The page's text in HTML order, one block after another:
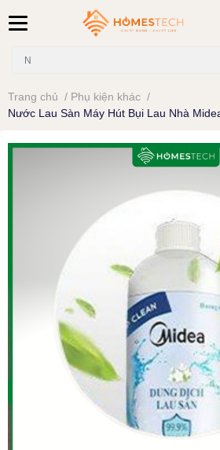
Trang chủ / Phụ kiện khác /
Nước Lau Sàn Máy Hút Bụi Lau Nhà